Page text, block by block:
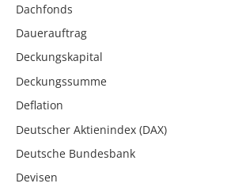
Dachfonds
Dauerauftrag
Deckungskapital
Deckungssumme
Deflation
Deutscher Aktienindex (DAX)
Deutsche Bundesbank
Devisen